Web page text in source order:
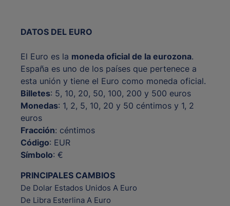
DATOS DEL EURO
El Euro es la moneda oficial de la eurozona.
España es uno de los países que pertenece a
esta unión y tiene el Euro como moneda oficial.
Billetes: 5, 10, 20, 50, 100, 200 y 500 euros
Monedas: 1, 2, 5, 10, 20 y 50 céntimos y 1, 2
euros
Fracción: céntimos
Código: EUR
Símbolo: €
PRINCIPALES CAMBIOS
De Dolar Estados Unidos A Euro
De Libra Esterlina A Euro